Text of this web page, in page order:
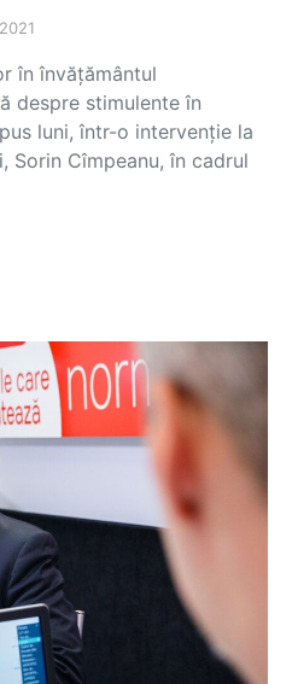
în învățământul
despre stimulente în
luni, într-o intervenție la
Sorin Cîmpeanu, în cadrul